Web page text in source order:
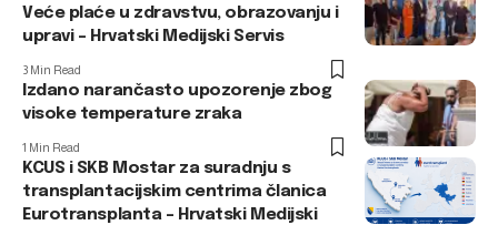
Veće plaće u zdravstvu, obrazovanju i
upravi – Hrvatski Medijski Servis
3 Min Read
Izdano narančasto upozorenje zbog
visoke temperature zraka
1 Min Read
KCUS i SKB Mostar za suradnju s
transplantacijskim centrima članica
Eurotransplanta – Hrvatski Medijski